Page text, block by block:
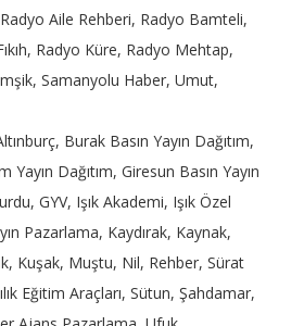
Aile Rehberi, Radyo Bamteli,
Radyo Küre, Radyo Mehtap,
Samanyolu Haber, Umut,
Burak Basın Yayın Dağıtım,
Dağıtım, Giresun Basın Yayın
GYV, Işık Akademi, Işık Özel
Pazarlama, Kaydırak, Kaynak,
Kuşak, Muştu, Nil, Rehber, Sürat
Eğitim Araçları, Sütun, Şahdamar,